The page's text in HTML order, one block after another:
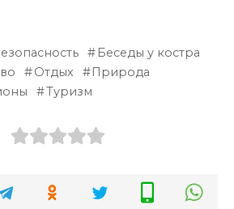
Беседы у костра
Отдых
Природа
Туризм